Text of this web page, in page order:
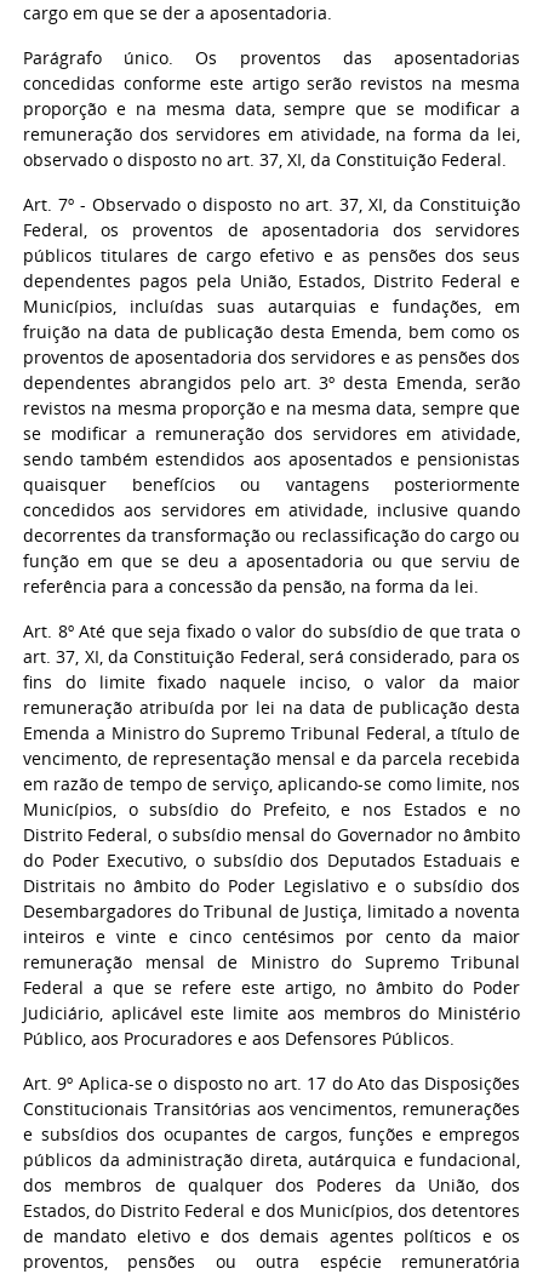
cargo em que se der a aposentadoria.
Parágrafo único. Os proventos das aposentadorias
concedidas conforme este artigo serão revistos na mesma
proporção e na mesma data, sempre que se modificar a
remuneração dos servidores em atividade, na forma da lei,
observado o disposto no art. 37, XI, da Constituição Federal.
Art. 7º - Observado o disposto no art. 37, XI, da Constituição
Federal, os proventos de aposentadoria dos servidores
públicos titulares de cargo efetivo e as pensões dos seus
dependentes pagos pela União, Estados, Distrito Federal e
Municípios, incluídas suas autarquias e fundações, em
fruição na data de publicação desta Emenda, bem como os
proventos de aposentadoria dos servidores e as pensões dos
dependentes abrangidos pelo art. 3º desta Emenda, serão
revistos na mesma proporção e na mesma data, sempre que
se modificar a remuneração dos servidores em atividade,
sendo também estendidos aos aposentados e pensionistas
quaisquer benefícios ou vantagens posteriormente
concedidos aos servidores em atividade, inclusive quando
decorrentes da transformação ou reclassificação do cargo ou
função em que se deu a aposentadoria ou que serviu de
referência para a concessão da pensão, na forma da lei.
Art. 8º Até que seja fixado o valor do subsídio de que trata o
art. 37, XI, da Constituição Federal, será considerado, para os
fins do limite fixado naquele inciso, o valor da maior
remuneração atribuída por lei na data de publicação desta
Emenda a Ministro do Supremo Tribunal Federal, a título de
vencimento, de representação mensal e da parcela recebida
em razão de tempo de serviço, aplicando-se como limite, nos
Municípios, o subsídio do Prefeito, e nos Estados e no
Distrito Federal, o subsídio mensal do Governador no âmbito
do Poder Executivo, o subsídio dos Deputados Estaduais e
Distritais no âmbito do Poder Legislativo e o subsídio dos
Desembargadores do Tribunal de Justiça, limitado a noventa
inteiros e vinte e cinco centésimos por cento da maior
remuneração mensal de Ministro do Supremo Tribunal
Federal a que se refere este artigo, no âmbito do Poder
Judiciário, aplicável este limite aos membros do Ministério
Público, aos Procuradores e aos Defensores Públicos.
Art. 9º Aplica-se o disposto no art. 17 do Ato das Disposições
Constitucionais Transitórias aos vencimentos, remunerações
e subsídios dos ocupantes de cargos, funções e empregos
públicos da administração direta, autárquica e fundacional,
dos membros de qualquer dos Poderes da União, dos
Estados, do Distrito Federal e dos Municípios, dos detentores
de mandato eletivo e dos demais agentes políticos e os
proventos, pensões ou outra espécie remuneratória